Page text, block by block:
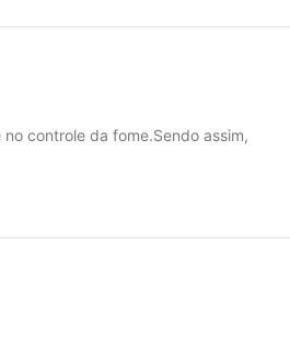
controle da fome.Sendo assim,